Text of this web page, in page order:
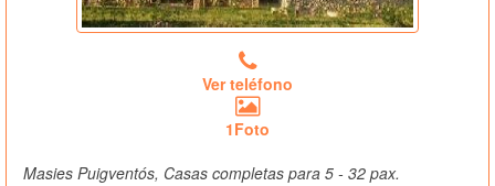
Ver teléfono
1Foto
Masies Puigventós, Casas completas para 5 - 32 pax.